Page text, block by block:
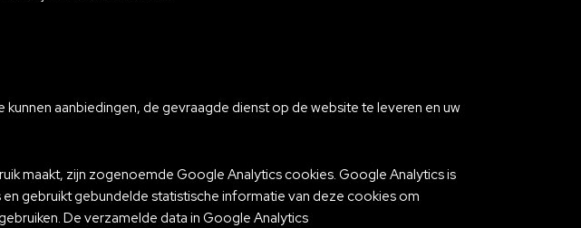
aanbiedingen, de gevraagde dienst op de website te leveren en uw
maakt, zijn zogenoemde Google Analytics cookies. Google Analytics is
gebruikt gebundelde statistische informatie van deze cookies om
De verzamelde data in Google Analytics